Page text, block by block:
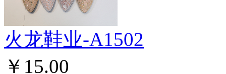
火龙鞋业-A1502
￥15.00